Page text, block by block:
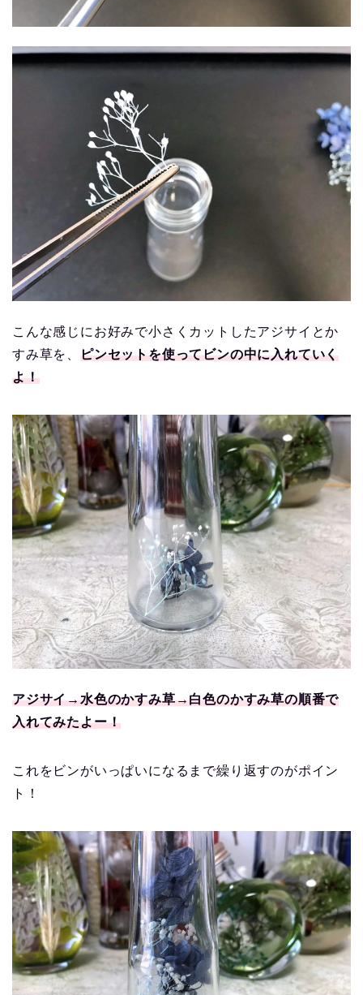
こんな感じにお好みで小さくカットしたアジサイとか
すみ草を、 ピンセットを使ってビンの中に入れていく
よ！
アジサイ→水色のかすみ草→白色のかすみ草の順番で
入れてみたよー！
これをビンがいっぱいになるまで繰り返すのがポイン
ト！